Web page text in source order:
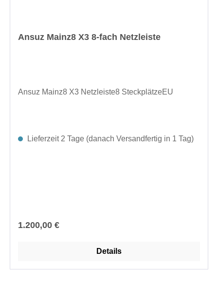
Ansuz Mainz8 X3 8-fach Netzleiste
Ansuz Mainz8 X3 Netzleiste8 SteckplätzeEU
Lieferzeit 2 Tage (danach Versandfertig in 1 Tag)
Regulärer Preis:
1.200,00 €
Details